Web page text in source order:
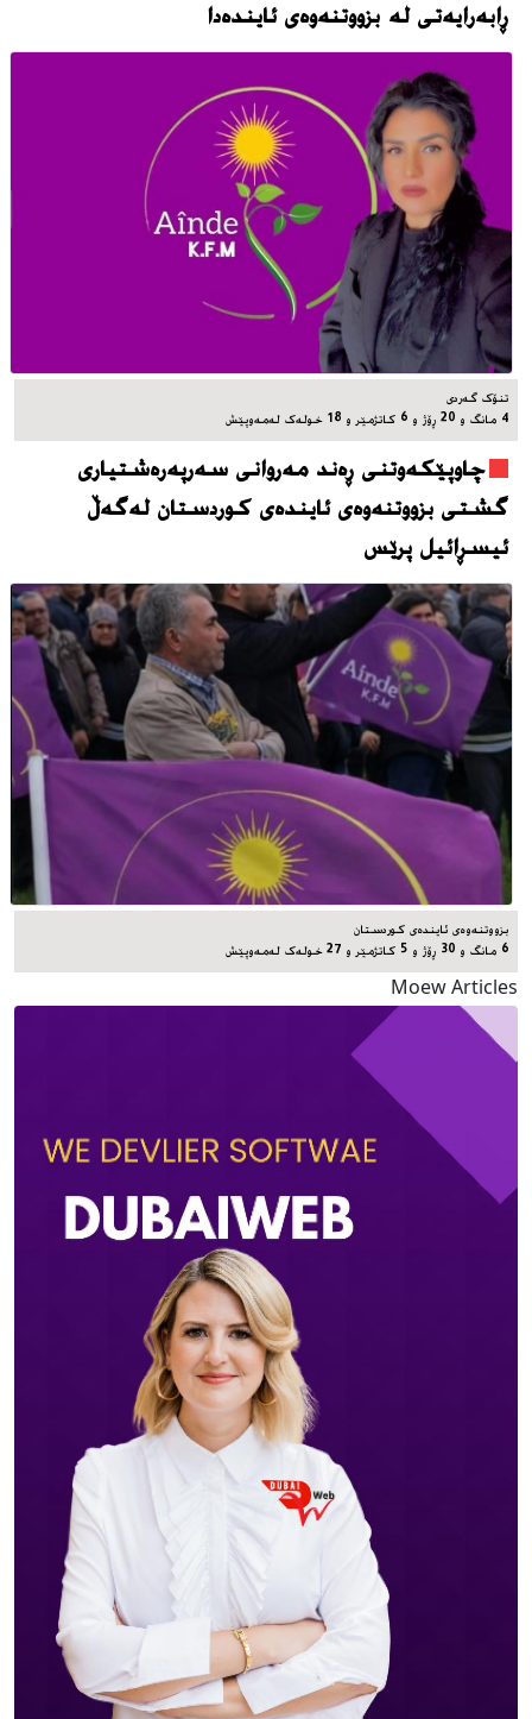
ڕابەرایەتی لە بزووتنەوەی ئایندەدا
تنۆک گەردی
4 مانگ و 20 ڕۆژ و 6 کاتژمێر و 18 خوله‌ک له‌مه‌وپێش‌
چاوپێکەوتنی ڕەند مەروانی سەرپەرەشتیاری
گشتی بزووتنەوەی ئایندەی کوردستان لەگەڵ
ئیسڕائیل پرێس
بزووتنەوەی ئایندەی کوردستان
6 مانگ و 30 ڕۆژ و 5 کاتژمێر و 27 خوله‌ک له‌مه‌وپێش‌
Moew Articles